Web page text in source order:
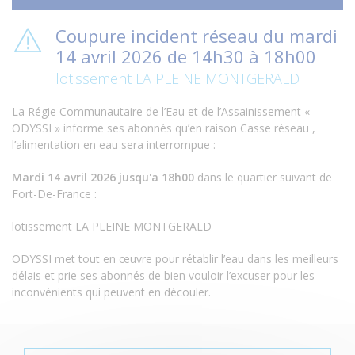
Coupure incident réseau du mardi
14 avril 2026 de 14h30 à 18h00
lotissement LA PLEINE MONTGERALD
La Régie Communautaire de l’Eau et de l’Assainissement «
ODYSSI » informe ses abonnés qu’en raison Casse réseau ,
l’alimentation en eau sera interrompue :
Mardi 14 avril 2026 jusqu'a 18h00 dans le quartier suivant de
Fort-De-France :
lotissement LA PLEINE MONTGERALD
ODYSSI met tout en œuvre pour rétablir l’eau dans les meilleurs
délais et prie ses abonnés de bien vouloir l’excuser pour les
inconvénients qui peuvent en découler.